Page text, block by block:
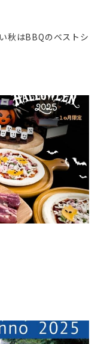
秋はBBQのベストシ